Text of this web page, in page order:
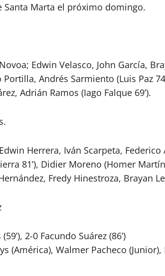
Santa Marta el próximo domingo.
Edwin Velasco, John García,
Portilla, Andrés Sarmiento (Luis Paz
Adrián Ramos (Iago Falque 69’).
Herrera, Iván Scarpeta,
81’), Didier Moreno (Homer
Fredy Hinestroza, Brayan
2-0 Facundo Suárez (86’)
(América), Walmer Pacheco